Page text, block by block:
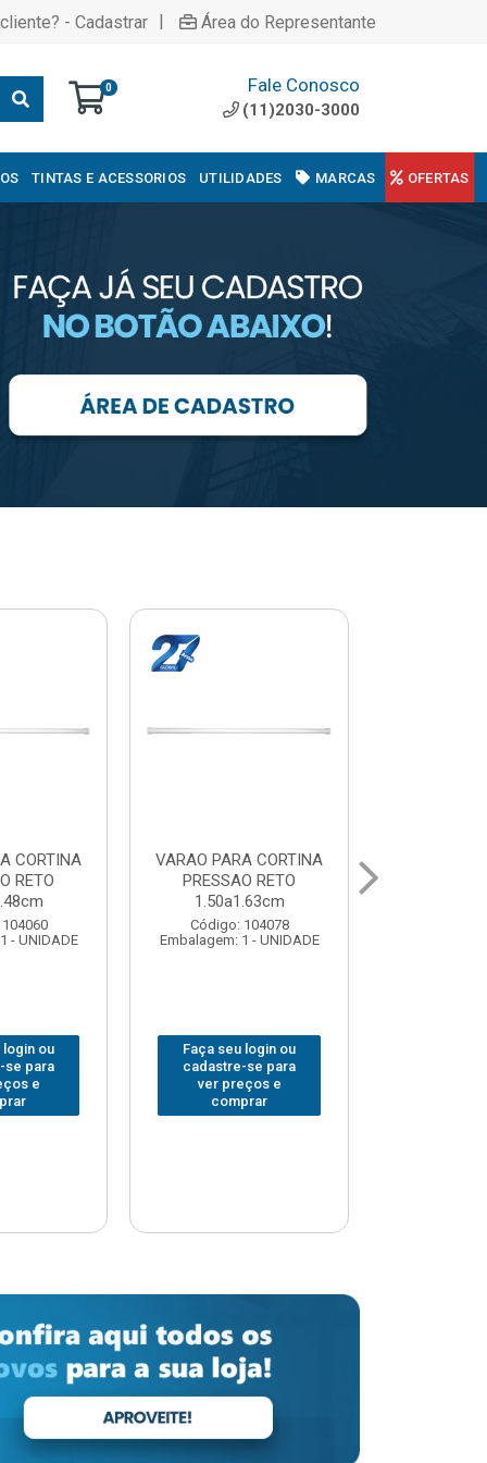
- Cadastrar | Área do Representante
0 Fale Conosco
(11)2030-3000
TINTAS E ACESSORIOS UTILIDADES MARCAS OFERTAS
CORTINA
RETO
- UNIDADE
login ou
se para
e
VARAL PARA TETO
MAXEB ACO 1.40m
Código: 104086
Embalagem: 1 - UNIDADE
Faça seu login ou
cadastre-se para
ver preços e
comprar